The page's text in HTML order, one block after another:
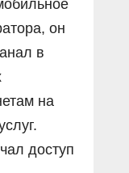
он
в
на
доступ